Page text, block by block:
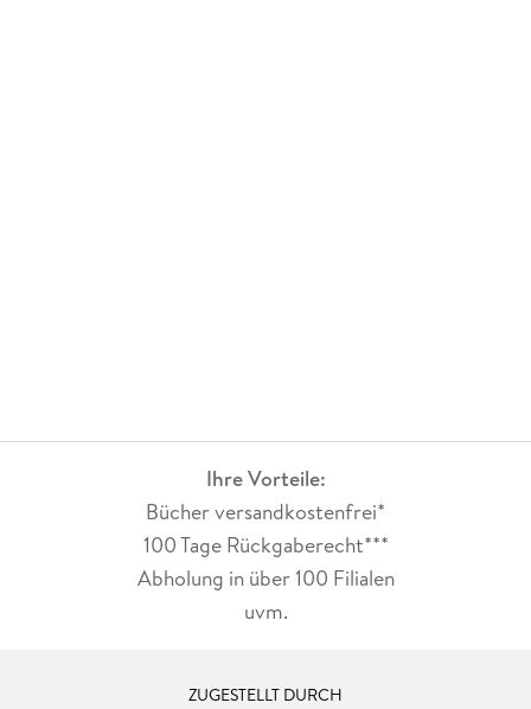
Ihre Vorteile:
Bücher versandkostenfrei*
100 Tage Rückgaberecht***
Abholung in über 100 Filialen
uvm.
ZUGESTELLT DURCH